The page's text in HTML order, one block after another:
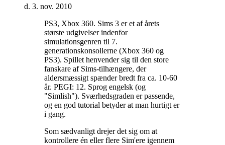
d. 3. nov. 2010
PS3, Xbox 360. Sims 3 er et af årets
største udgivelser indenfor
simulationsgenren til 7.
generationskonsollerne (Xbox 360 og
PS3). Spillet henvender sig til den store
fanskare af Sims-tilhængere, der
aldersmæssigt spænder bredt fra ca. 10-60
år. PEGI: 12. Sprog engelsk (og
"Simlish"). Sværhedsgraden er passende,
og en god tutorial betyder at man hurtigt er
i gang.
Som sædvanligt drejer det sig om at
kontrollere én eller flere Sim'ere igennem